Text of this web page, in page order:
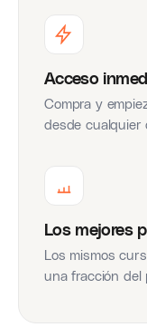
Acceso
Compra y
desde cualquier
Los mejores
Los mismos
una fracción del